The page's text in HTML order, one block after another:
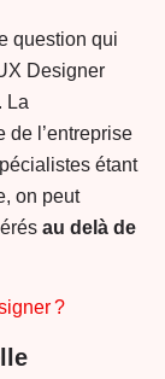
question qui
Designer
. La
de l’entreprise
étant
on peut
au delà de
?